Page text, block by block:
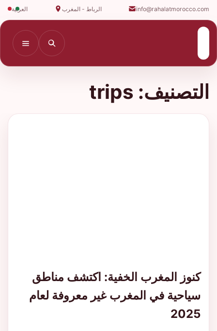
info@rahalatmorocco.com الرباط - المغرب العربية
التصنيف: trips
كنوز المغرب الخفية: اكتشف مناطق
سياحية في المغرب غير معروفة لعام
2025